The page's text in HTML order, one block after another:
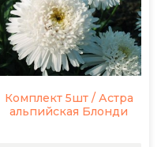
Комплект 5шт / Астра
альпийская Блонди